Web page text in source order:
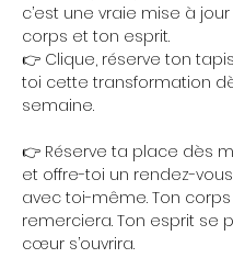
c’est une vraie mise à
corps et ton esprit.
👉 Clique, réserve ton
toi cette transformation
semaine.
👉 Réserve ta place dès
et offre-toi un rendez-
avec toi-même. Ton
remerciera. Ton esprit se
cœur s’ouvrira.